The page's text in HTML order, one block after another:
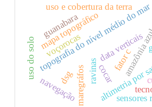
data verticais
topografia do nível médio do mar
voçorocas
ravinas
uso do solo altimetria
mapa topográfico
uso e cobertura da terra
maregráfos sensores
navegação
cocar
dsg
fator c
guanabara